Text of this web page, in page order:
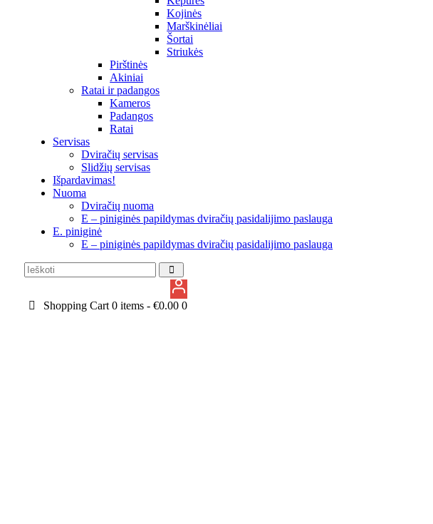
Kojinės
Marškinėliai
Šortai
Striukės
Pirštinės
Akiniai
Ratai ir padangos
Kameros
Padangos
Ratai
Servisas
Dviračių servisas
Slidžių servisas
Išpardavimas!
Nuoma
Dviračių nuoma
E – piniginės papildymas dviračių pasidalijimo paslauga
E. piniginė
E – piniginės papildymas dviračių pasidalijimo paslauga
Shopping Cart 0 items - €0.00 0